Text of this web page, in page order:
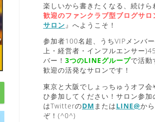
楽しいから書きたくなる、続けら
歓迎のファンクラブ型ブログサロ
サロン 』へようこそ！
参加者100名超、うちVIPメンバ
上・経営者・インフルエンサー
バー！ 3つのLINEグループで活動
歓迎の活発なサロンです！
東京と大阪でしょっちゅうオフ
ひ参加してください！サロン参加
はTwitterのDM またはLINE@か
ぞ！(^0^)